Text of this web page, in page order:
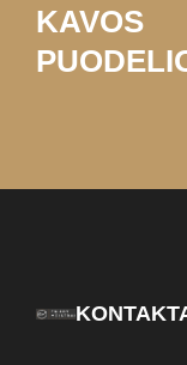
KAVOS